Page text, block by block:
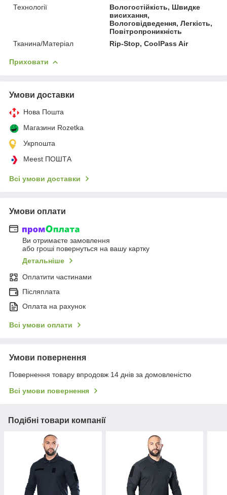
Технології
Вологостійкість, Швидке
висихання,
Вологовідведення, Легкість,
Повітропроникність
Тканина/Матеріал
Rip-Stop, CoolPass Air
Приховати
Умови доставки
Нова Пошта
Магазини Rozetka
Укрпошта
Meest ПОШТА
Всі умови доставки
Умови оплати
Ви отримаєте замовлення
або гроші повернуться на вашу картку
Детальніше
Оплатити частинами
Післяплата
Оплата на рахунок
Всі умови оплати
Умови повернення
Повернення товару впродовж 14 днів за домовленістю
Всі умови повернення
Подібні товари компанії